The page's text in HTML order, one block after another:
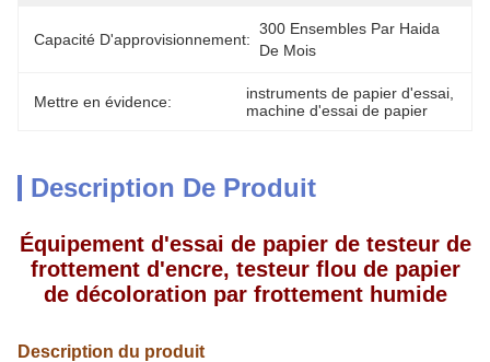
Capacité D'approvisionnement:
300 Ensembles Par Haida
De Mois
Mettre en évidence: instruments de papier d'essai
machine d'essai de papier
Description De Produit
Équipement d'essai de papier de testeur de
frottement d'encre, testeur flou de papier
de décoloration par frottement humide
Description du produit